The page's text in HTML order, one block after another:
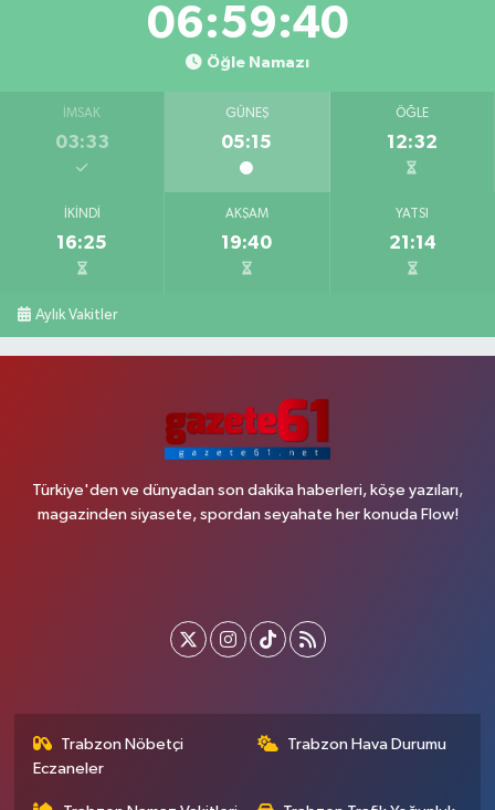
06:59:39
Öğle Namazı
İMSAK
03:33
GÜNEŞ
05:15
ÖĞLE
12:32
İKINDI
16:25
AKŞAM
19:40
YATSI
21:14
Aylık Vakitler
Türkiye'den ve dünyadan son dakika haberleri, köşe yazıları,
magazinden siyasete, spordan seyahate her konuda Flow!
Trabzon Nöbetçi
Eczaneler
Trabzon Hava Durumu